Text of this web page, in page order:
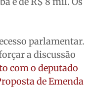
parlamentar.
a discussão
com o deputado
de Emenda